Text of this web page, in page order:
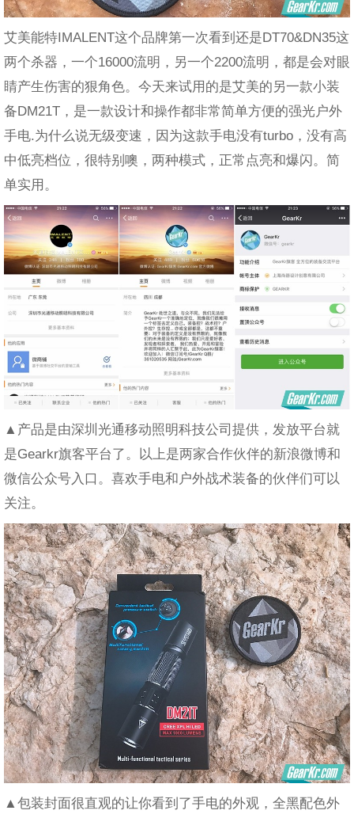
艾美能特IMALENT这个品牌第一次看到还是DT70&DN35这
两个杀器，一个16000流明，另一个2200流明，都是会对眼
睛产生伤害的狠角色。今天来试用的是艾美的另一款小装
备DM21T，是一款设计和操作都非常简单方便的强光户外
手电.为什么说无级变速，因为这款手电没有turbo，没有高
中低亮档位，很特别噢，两种模式，正常点亮和爆闪。简
单实用。
▲产品是由深圳光通移动照明科技公司提供，发放平台就
是Gearkr旗客平台了。以上是两家合作伙伴的新浪微博和
微信公众号入口。喜欢手电和户外战术装备的伙伴们可以
关注。
▲包装封面很直观的让你看到了手电的外观，全黑配色外